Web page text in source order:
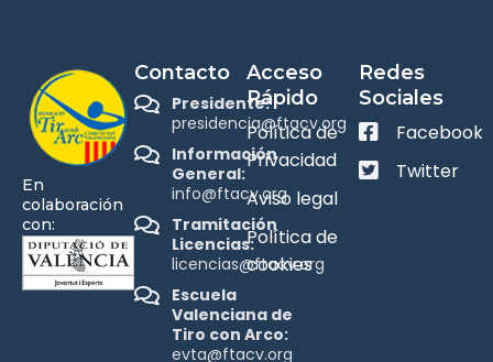
En
colaboración
con:
Contacto
Presidente:
presidencia@ftacv.org
Información
General:
info@ftacv.org
Tramitación
Licencias:
licencias@ftacv.org
Escuela
Valenciana de
Tiro con Arco:
evta@ftacv.org
Acceso
Rápido
Política de
Privacidad
Aviso legal
Política de
cookies
Redes
Sociales
Facebook
Twitter